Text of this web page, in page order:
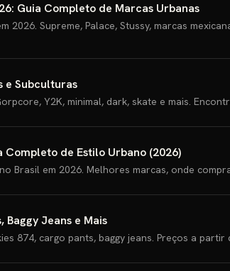
Guia Completo de Marcas Urbanas
2026. Supreme, Palace, Stussy, marcas
e Subculturas
Y2K, minimal, dark, skate e mais.
Completo de Estilo Urbano (2026)
Brasil em 2026. Melhores marcas, onde
Jeans e Mais
874, cargo pants, baggy jeans. Preços a partir